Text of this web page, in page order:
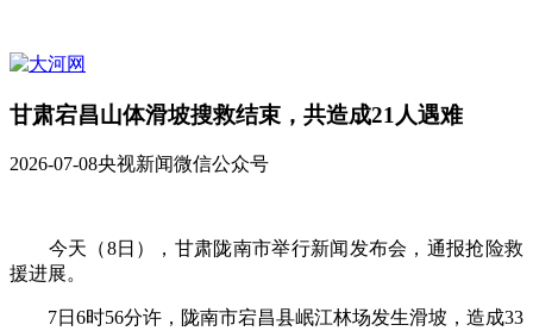
甘肃宕昌山体滑坡搜救结束，共造成21人遇难
2026-07-08央视新闻微信公众号
今天（8日），甘肃陇南市举行新闻发布会，通报抢险救
援进展。
7日6时56分许，陇南市宕昌县岷江林场发生滑坡，造成33